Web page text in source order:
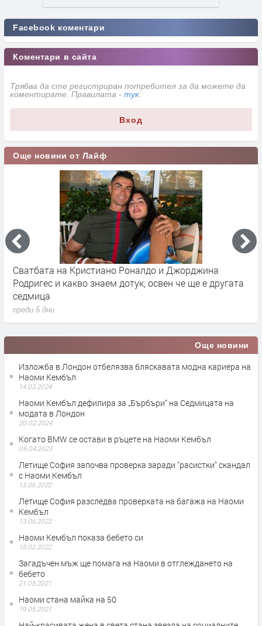
Facebook коментари
Коментари в сайта
Трябва да сте регистриран потребител за да можете да
коментирате. Правилата - тук
Вход
Още новини от Лайф
Сватбата на Кристиано Роналдо и Джорджина
Родригес и какво знаем дотук, освен че ще е другата
седмица
преди 5 дни
Още новини
Изложба в Лондон отбелязва бляскавата модна кариера на
Наоми Кембъл
14.03.2024
Наоми Кембъл дефилира за „Бърбъри“ на Седмицата на
модата в Лондон
20.02.2024
Когато BMW се остави в ръцете на Наоми Кембъл
05.04.2023
Летище София започва проверка заради "расистки" скандал
с Наоми Кембъл
13.06.2022
Летище София разследва проверката на багажа на Наоми
Кембъл
13.06.2022
Наоми Кембъл показа бебето си
15.02.2022
Загадъчен мъж ще помага на Наоми в отглеждането на
бебето
21.05.2021
Наоми стана майка на 50
19.05.2021